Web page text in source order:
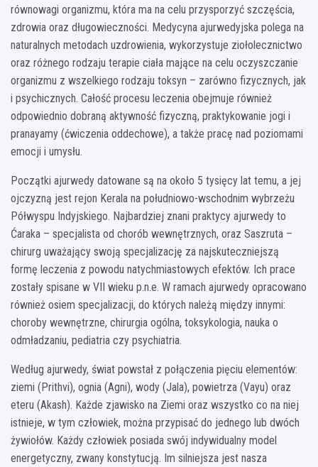
równowagi organizmu, która ma na celu przysporzyć szczęścia,
zdrowia oraz długowieczności. Medycyna ajurwedyjska polega na
naturalnych metodach uzdrowienia, wykorzystuje ziołolecznictwo
oraz różnego rodzaju terapie ciała mające na celu oczyszczanie
organizmu z wszelkiego rodzaju toksyn – zarówno fizycznych, jak
i psychicznych. Całość procesu leczenia obejmuje również
odpowiednio dobraną aktywność fizyczną, praktykowanie jogi i
pranayamy (ćwiczenia oddechowe), a także pracę nad poziomami
emocji i umysłu.
Początki ajurwedy datowane są na około 5 tysięcy lat temu, a jej
ojczyzną jest rejon Kerala na południowo-wschodnim wybrzeżu
Półwyspu Indyjskiego. Najbardziej znani praktycy ajurwedy to
Ćaraka – specjalista od chorób wewnętrznych, oraz Saszruta –
chirurg uważający swoją specjalizację za najskuteczniejszą
formę leczenia z powodu natychmiastowych efektów. Ich prace
zostały spisane w VII wieku p.n.e. W ramach ajurwedy opracowano
również osiem specjalizacji, do których należą między innymi:
choroby wewnętrzne, chirurgia ogólna, toksykologia, nauka o
odmładzaniu, pediatria czy psychiatria.
Według ajurwedy, świat powstał z połączenia pięciu elementów:
ziemi (Prithvi), ognia (Agni), wody (Jala), powietrza (Vayu) oraz
eteru (Akash). Każde zjawisko na Ziemi oraz wszystko co na niej
istnieje, w tym człowiek, można przypisać do jednego lub dwóch
żywiołów. Każdy człowiek posiada swój indywidualny model
energetyczny, zwany konstytucją. Im silniejsza jest nasza